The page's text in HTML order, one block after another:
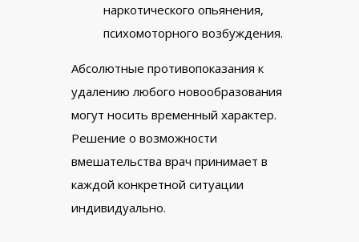
наркотического опьянения,
психомоторного возбуждения.
Абсолютные противопоказания к
удалению любого новообразования
могут носить временный характер.
Решение о возможности
вмешательства врач принимает в
каждой конкретной ситуации
индивидуально.